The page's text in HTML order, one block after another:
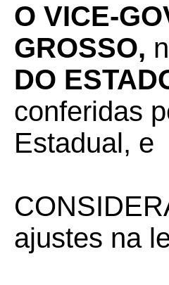
O VICE-
GROSSO,
DO
conferidas
Estadual, e
ajustes na